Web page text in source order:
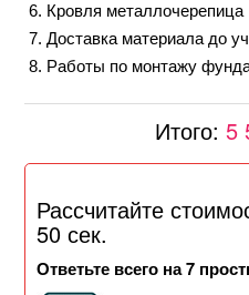
Кровля металлочерепица
Доставка материала до
Работы по монтажу
Итого: 5
Рассчитайте
50 сек.
Ответьте всего на 7